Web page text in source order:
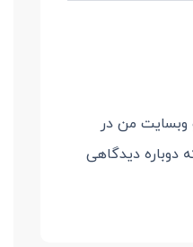
وبسایت من در
دوباره دیدگاهی